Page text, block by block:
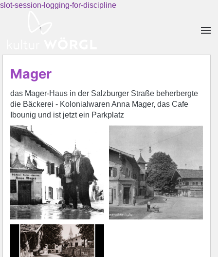
slot-session-logging-for-discipline
Mager
das Mager-Haus in der Salzburger Straße beherbergte
die Bäckerei - Kolonialwaren Anna Mager, das Cafe
Ibounig und ist jetzt ein Parkplatz